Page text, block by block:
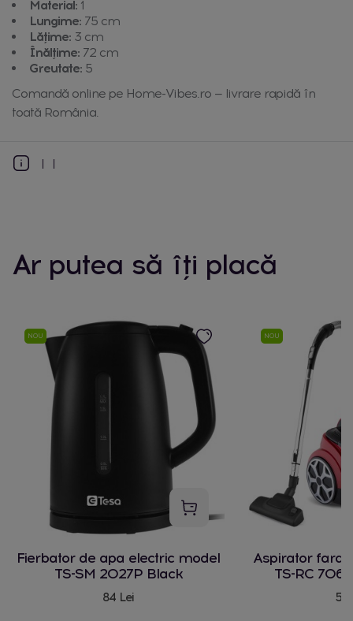
Material: 1
Lungime: 75 cm
Lățime: 3 cm
Înălțime: 72 cm
Greutate: 5
Comandă online pe Home-Vibes.ro — livrare rapidă în
toată România.
Ar putea să îți placă
NOU
Fierbator de apa electric model
TS-SM 2027P Black
84 Lei
NOU
Aspirator fara
TS-RC 706